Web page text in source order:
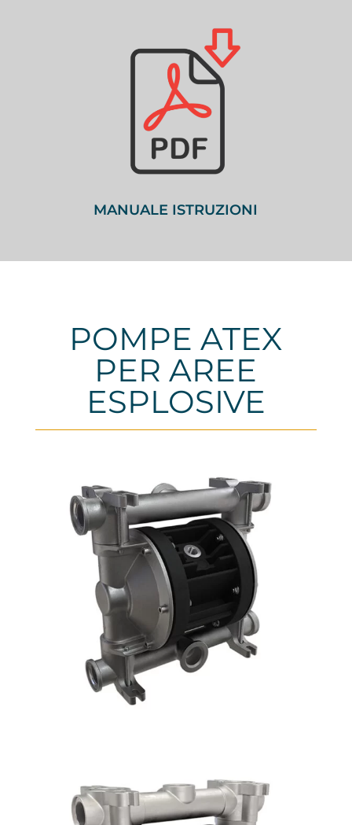
MANUALE ISTRUZIONI
POMPE ATEX
PER AREE
ESPLOSIVE